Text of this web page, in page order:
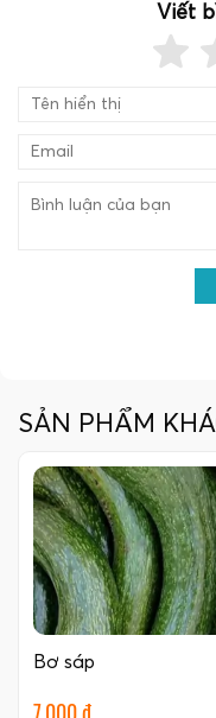
Viết
SẢN PHẨM
Bơ sáp